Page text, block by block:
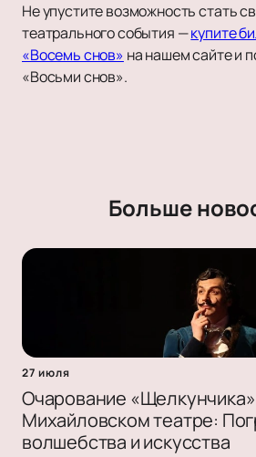
Не упустите возможность стать
театрального события —купите
«Восемь снов» на нашем сайте и
«Восьми снов».
Больше
27 июля
Очарование
Михайловском театре:
волшебства и искусства